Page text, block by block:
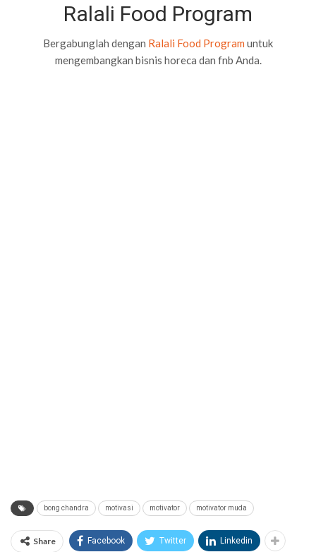
Ralali Food Program
Bergabunglah dengan Ralali Food Program untuk
mengembangkan bisnis horeca dan fnb Anda.
bong chandra motivasi motivator motivator muda
Share Facebook Twitter Linkedin